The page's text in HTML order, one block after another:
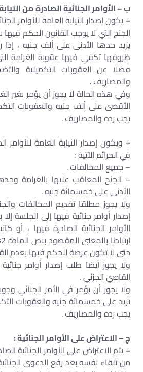
ب – الأوامر الجنائية الصادرة من
+ يكون إصدار النيابة العامة للأوامر
الجنح التي لا يوجب القانون الحكم فيها
يزيد حدها الأدنى على ألف جنيه ،
ظروفها تكفي فيها عقوبة الغرامة
فضلا عن العقوبات التكميلية
والمصاريف .
وفي هذه الحالة لا يجوز أن يؤمر بغير
الأقصى على ألف جنيه والعقوبات
يجب رده والمصاريف .
+ ويكون إصدار النيابة العامة للأوامر
في الجرائم الآتية :
– جميع المخالفات .
– الجنح المعاقب عليها بالغرامة
الأدنى على خمسمائة جنيه .
ولا يجوز مطلقا تقديم المخالفات
إصدار أوامر جنائية فيها إلى الجلسة
الأوامر الجنائية الصادرة فيها ، أو
حتى لا تكون عرضة للحكم فيها بعدم
ولا يجوز أيضا طلب إصدار أوامر
القاضي الجزئي .
ولا يجوز أن يؤمر في الأمر الجنائي
تزيد على خمسمائة جنيه والعقوبات
يجب رده والمصاريف .
ج – الاعتراض على الأوامر الجنائية :
+ يتم الاعتراض على الأوامر الجنائية
من تلقاء نفسه بعد رفع الدعوى